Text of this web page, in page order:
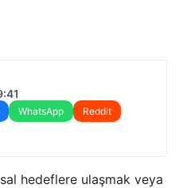
WhatsApp
Reddit
hedeflere ulaşmak veya